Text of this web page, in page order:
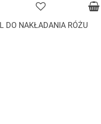
DO NAKŁADANIA RÓŻU